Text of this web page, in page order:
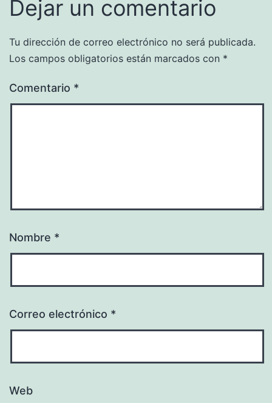
Dejar un comentario
Tu dirección de correo electrónico no será publicada.
Los campos obligatorios están marcados con *
Comentario *
Nombre *
Correo electrónico *
Web